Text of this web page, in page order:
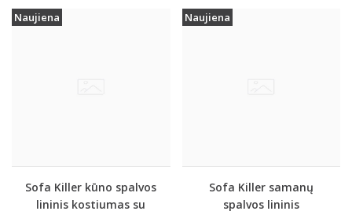
Naujiena
Sofa Killer kūno spalvos
lininis kostiumas su
Naujiena
Sofa Killer samanų
spalvos lininis